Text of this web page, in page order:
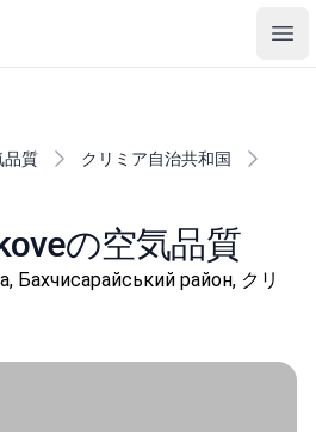
品質
クリミア自治共和国
の空気品質
Бахчисарайський район, クリ